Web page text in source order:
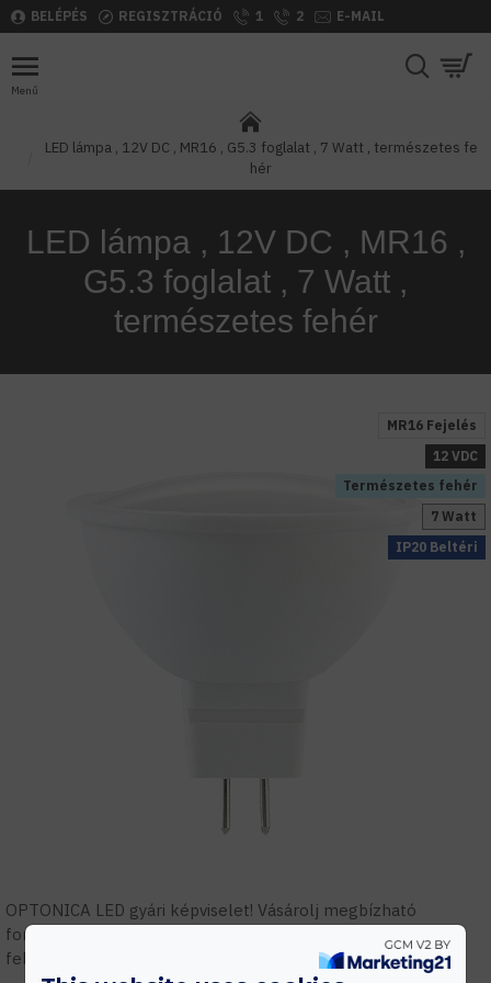
BELÉPÉS REGISZTRÁCIÓ 1 2 E-MAIL
LED lámpa , 12V DC , MR16 , G5.3 foglalat , 7 Watt , természetes fe
hér
LED lámpa , 12V DC , MR16 ,
G5.3 foglalat , 7 Watt ,
természetes fehér
Természetes fehér
MR16 Fejelés
IP20 Beltéri
12 VDC
7 Watt
OPTONICA LED gyári képviselet! Vásárolj megbízható
forrásból! Szakmai támogatás, tervezés, gyári garanciális
feltételek.